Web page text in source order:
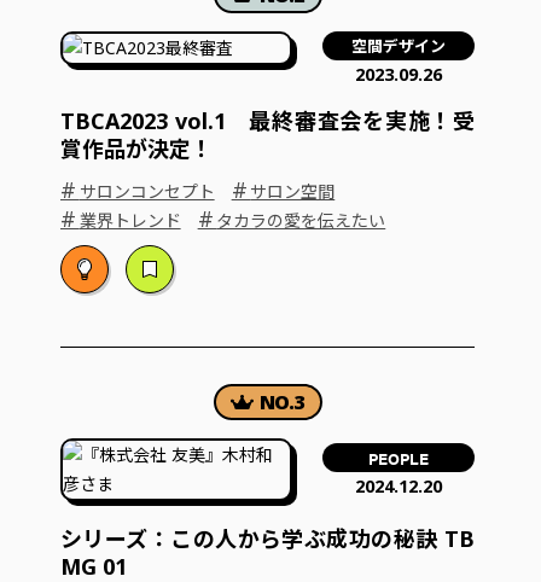
空間デザイン
2023.09.26
TBCA2023 vol.1 最終審査会を実施！受
賞作品が決定！
# サロンコンセプト # サロン空間
# 業界トレンド # タカラの愛を伝えたい
PEOPLE
2024.12.20
シリーズ：この人から学ぶ成功の秘訣 TB
MG 01